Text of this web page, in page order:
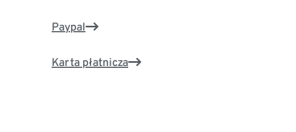
Paypal
Karta płatnicza